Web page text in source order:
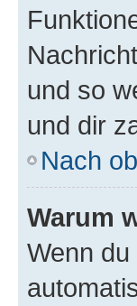
und so
und dir
Nach
Warum
Wenn